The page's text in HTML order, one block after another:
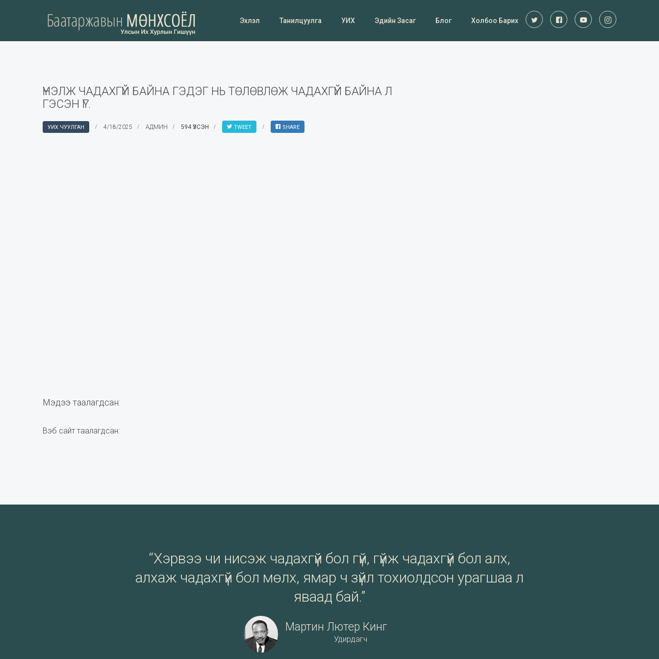
Эхлэл Танилцуулга УИХ Эдийн Засаг Блог Холбоо Барих
ҮНЭЛЖ ЧАДАХГҮЙ БАЙНА ГЭДЭГ НЬ ТӨЛӨВЛӨЖ ЧАДАХГҮЙ БАЙНА Л
ГЭСЭН ҮГ.
УИХ ЧУУЛГАН 4/18/2025 АДМИН 594 ҮЗСЭН TWEET SHARE
Мэдээ таалагдсан:
Вэб сайт таалагдсан:
“Хэрвээ чи нисэж чадахгүй бол гүй, гүйж чадахгүй бол алх,
алхаж чадахгүй бол мөлх, ямар ч зүйл тохиолдсон урагшаа л
яваад бай.”
Мартин Лютер Кинг
Удирдагч